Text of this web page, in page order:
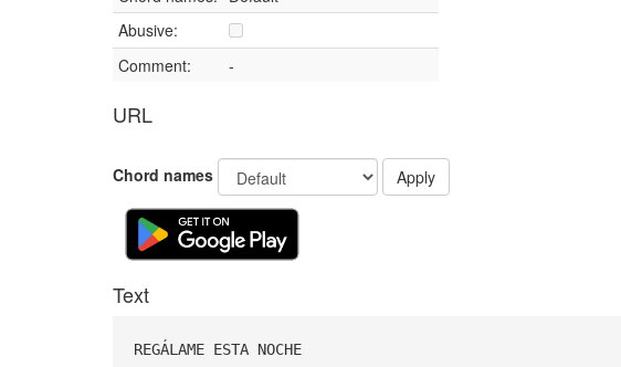
Abusive:
Comment:
-
URL
Chord names Apply
Text
REGÁLAME ESTA NOCHE